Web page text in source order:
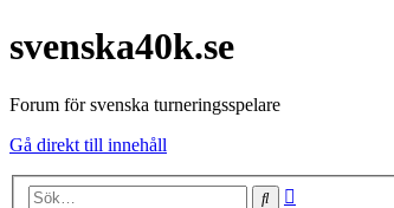
svenska40k.se
Forum för svenska turneringsspelare
Gå direkt till innehåll
Sök